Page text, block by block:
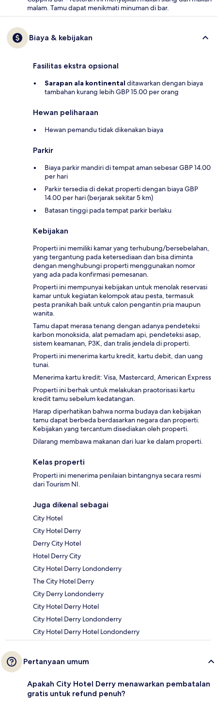
malam. Tamu dapat menikmati minuman di bar.
Biaya & kebijakan
Fasilitas ekstra opsional
Sarapan ala kontinental ditawarkan dengan biaya
tambahan kurang lebih GBP 15.00 per orang
Hewan peliharaan
Hewan pemandu tidak dikenakan biaya
Parkir
Biaya parkir mandiri di tempat aman sebesar GBP 14.00
per hari
Parkir tersedia di dekat properti dengan biaya GBP
14.00 per hari (berjarak sekitar 5 km)
Batasan tinggi pada tempat parkir berlaku
Kebijakan
Properti ini memiliki kamar yang terhubung/bersebelahan,
yang tergantung pada ketersediaan dan bisa diminta
dengan menghubungi properti menggunakan nomor
yang ada pada konfirmasi pemesanan.
Properti ini mempunyai kebijakan untuk menolak reservasi
kamar untuk kegiatan kelompok atau pesta, termasuk
pesta pranikah baik untuk calon pengantin pria maupun
wanita.
Tamu dapat merasa tenang dengan adanya pendeteksi
karbon monoksida, alat pemadam api, pendeteksi asap,
sistem keamanan, P3K, dan tralis jendela di properti.
Properti ini menerima kartu kredit, kartu debit, dan uang
tunai.
Menerima kartu kredit: Visa, Mastercard, American Express
Properti ini berhak untuk melakukan praotorisasi kartu
kredit tamu sebelum kedatangan.
Harap diperhatikan bahwa norma budaya dan kebijakan
tamu dapat berbeda berdasarkan negara dan properti.
Kebijakan yang tercantum disediakan oleh properti.
Dilarang membawa makanan dari luar ke dalam properti.
Kelas properti
Properti ini menerima penilaian bintangnya secara resmi
dari Tourism NI.
Juga dikenal sebagai
City Hotel
City Hotel Derry
Derry City Hotel
Hotel Derry City
City Hotel Derry Londonderry
The City Hotel Derry
City Derry Londonderry
City Hotel Derry Hotel
City Hotel Derry Londonderry
City Hotel Derry Hotel Londonderry
Pertanyaan umum
Apakah City Hotel Derry menawarkan pembatalan
gratis untuk refund penuh?